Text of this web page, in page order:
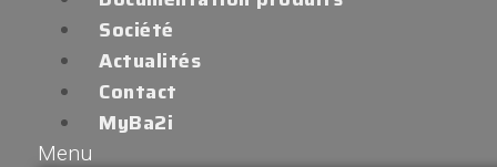
Société
Actualités
Contact
MyBa2i
Menu